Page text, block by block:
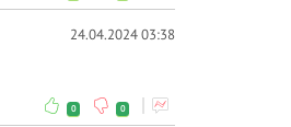
24.04.2024 03:38
0 0